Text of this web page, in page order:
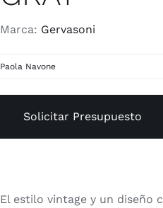
Marca: Gervasoni
Paola Navone
Solicitar Presupuesto
El estilo vintage y un diseño